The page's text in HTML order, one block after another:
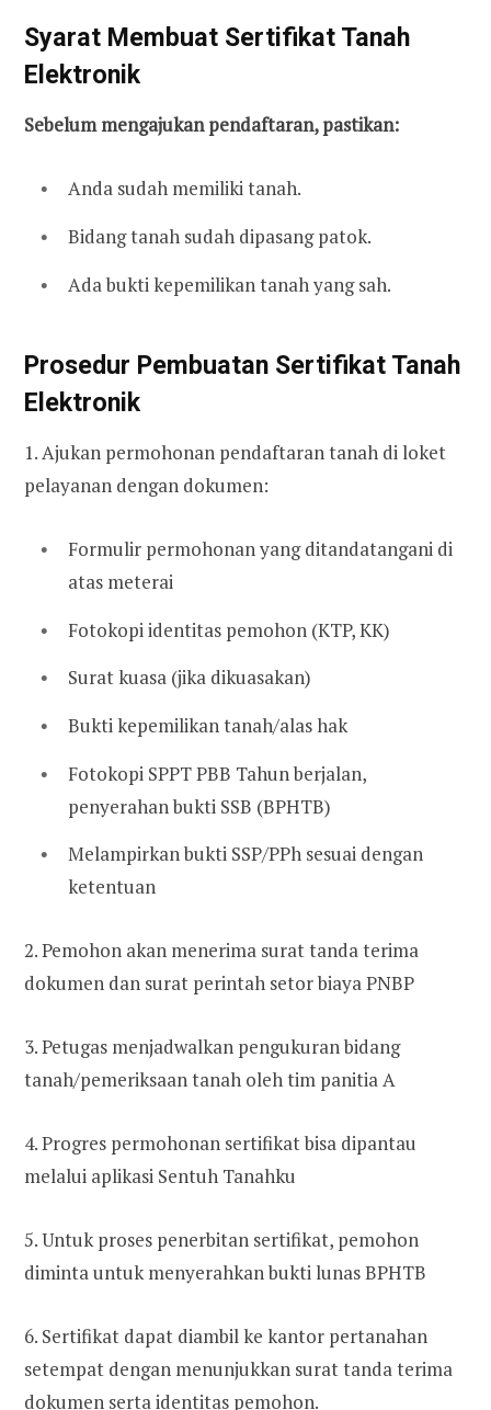
Syarat Membuat Sertifikat Tanah
Elektronik
Sebelum mengajukan pendaftaran, pastikan:
Anda sudah memiliki tanah.
Bidang tanah sudah dipasang patok.
Ada bukti kepemilikan tanah yang sah.
Prosedur Pembuatan Sertifikat Tanah
Elektronik
1. Ajukan permohonan pendaftaran tanah di loket
pelayanan dengan dokumen:
Formulir permohonan yang ditandatangani di
atas meterai
Fotokopi identitas pemohon (KTP, KK)
Surat kuasa (jika dikuasakan)
Bukti kepemilikan tanah/alas hak
Fotokopi SPPT PBB Tahun berjalan,
penyerahan bukti SSB (BPHTB)
Melampirkan bukti SSP/PPh sesuai dengan
ketentuan
2. Pemohon akan menerima surat tanda terima
dokumen dan surat perintah setor biaya PNBP
3. Petugas menjadwalkan pengukuran bidang
tanah/pemeriksaan tanah oleh tim panitia A
4. Progres permohonan sertifikat bisa dipantau
melalui aplikasi Sentuh Tanahku
5. Untuk proses penerbitan sertifikat, pemohon
diminta untuk menyerahkan bukti lunas BPHTB
6. Sertifikat dapat diambil ke kantor pertanahan
setempat dengan menunjukkan surat tanda terima
dokumen serta identitas pemohon.